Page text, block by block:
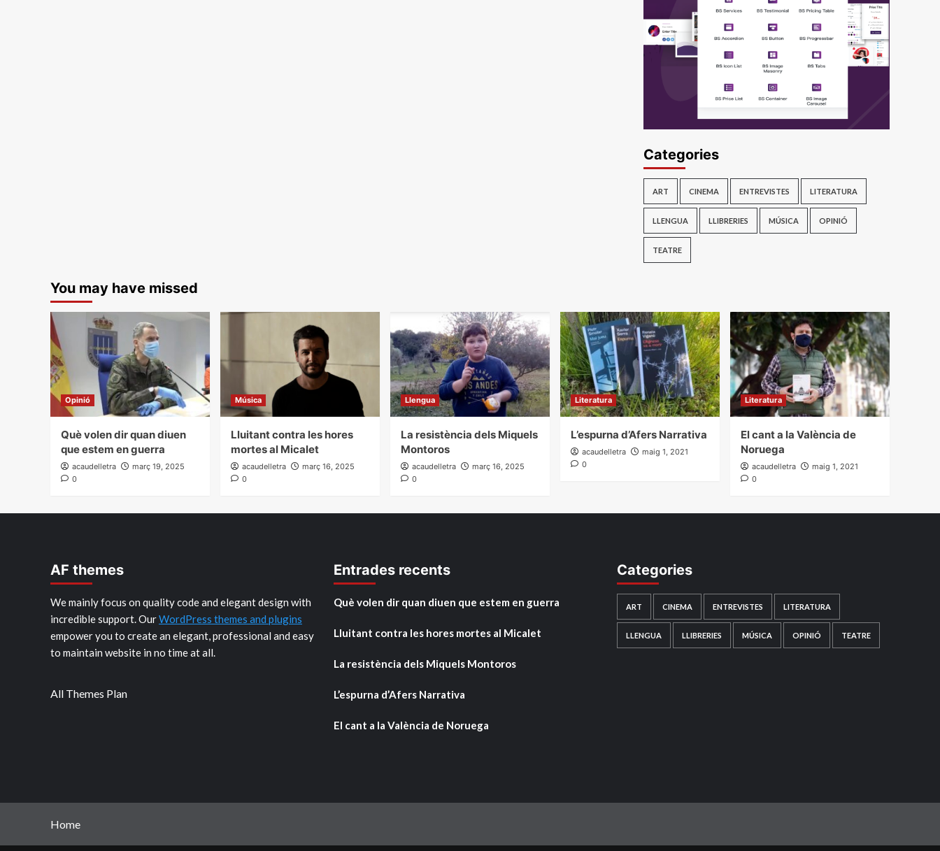
Categories
ART CINEMA ENTREVISTES LITERATURA
LLENGUA LLIBRERIES MÚSICA OPINIÓ
TEATRE
You may have missed
Opinió
Què volen dir quan diuen
que estem en guerra
acaudelletra
març 19, 2025
0
Música
Lluitant contra les hores
mortes al Micalet
acaudelletra
març 16, 2025
0
Llengua
La resistència dels Miquels
Montoros
acaudelletra
març 16, 2025
0
Literatura
L’espurna d’Afers Narrativa
acaudelletra
maig 1, 2021
0
Literatura
El cant a la València de
Noruega
acaudelletra
maig 1, 2021
0
AF themes
We mainly focus on quality code and elegant design with
incredible support. OurWordPress themes and plugins
empower you to create an elegant, professional and easy
to maintain website in no time at all.
All Themes Plan
Entrades recents
Què volen dir quan diuen que estem en guerra
Lluitant contra les hores mortes al Micalet
La resistència dels Miquels Montoros
L’espurna d’Afers Narrativa
El cant a la València de Noruega
Categories
ART CINEMA ENTREVISTES LITERATURA
LLENGUA LLIBRERIES MÚSICA OPINIÓ TEATRE
Home